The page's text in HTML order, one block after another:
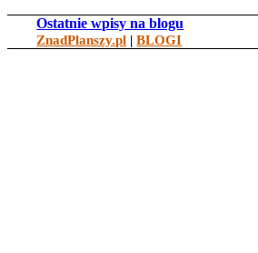
Ostatnie wpisy na blogu
ZnadPlanszy.pl |BLOGI